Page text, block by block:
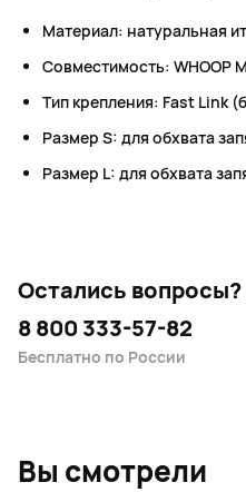
Материал: натуральная
Совместимость: WHOOP
Тип крепления: Fast Link
Размер S: для обхвата
Размер L: для обхвата
Остались вопросы?
8 800 333-57-82
Бесплатно по России
Вы смотрели